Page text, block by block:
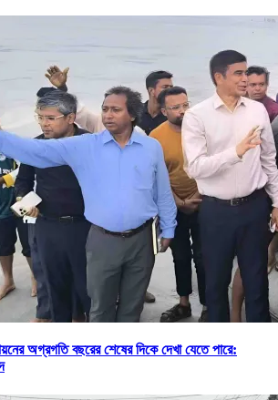
অগ্রগতি বছরের শেষের দিকে দেখা যেতে পারে: